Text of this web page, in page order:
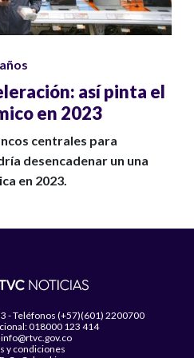
así pinta el
en 2023
centrales para
desencadenar un una
en 2023.
- Teléfonos (+57)(601) 2200700
018000 123 414
y condiciones